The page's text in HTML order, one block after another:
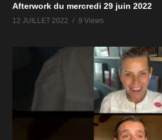
Afterwork du mercredi 29 juin 2022
12 JUILLET 2022 9 Views